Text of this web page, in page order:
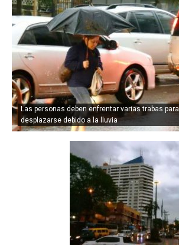
Las personas deben enfrentar varias trabas para
desplazarse debido a la lluvia